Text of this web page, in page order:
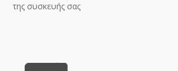
της συσκευής σας